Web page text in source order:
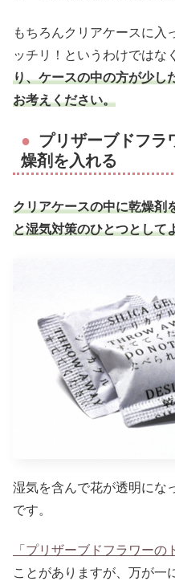
もちろんクリアケースに入
ッチリ！というわけではな
り、ケースの中の方が少し
お考えください。
プリザーブドフラ
燥剤を入れる
クリアケースの中に乾燥剤
と湿気対策のひとつとして
湿気を含んで花が透明にな
です。
「プリザーブドフラワーの
ことがありますが、万が一